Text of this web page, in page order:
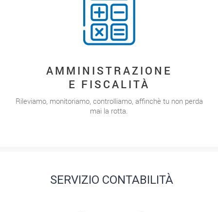
AMMINISTRAZIONE
E FISCALITÀ
Rileviamo, monitoriamo, controlliamo, affinchè tu non perda
mai la rotta.
SERVIZIO CONTABILITÀ